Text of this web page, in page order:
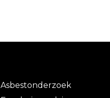
Asbestonderzoek